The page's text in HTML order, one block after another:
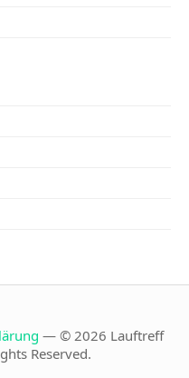
— © 2026 Lauftreff
Reserved.